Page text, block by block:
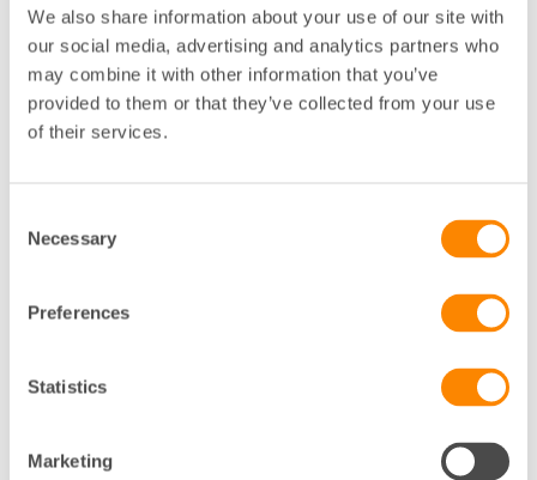
We also share information about your use of our site with
our social media, advertising and analytics partners who
may combine it with other information that you’ve
provided to them or that they’ve collected from your use
of their services.
Selection
Necessary
Preferences
Statistics
Marketing
– Det är otroligt viktigt att entreprenadkontraktet blir
rätt och riktigt och speglar både föreningens och
entreprenörens förväntningar på projektet. Låt därför
gärna en entreprenadjurist titta på kontraktet innan
det signeras av parterna.
möten
stambytet. Innan arbetet sätter igång bör ni
dokumentera lägenheterna med fotografier, så att ni
att entreprenören gör ordentliga försyner innan
lägenheterna renoveras, för att säkerställa att det
inte blir tvister kring befintliga eller nya skador i
lägenheten.